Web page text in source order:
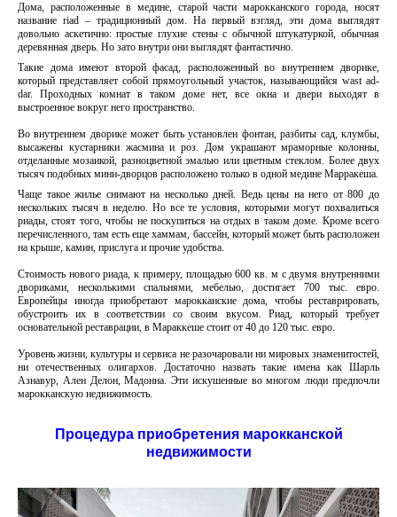
Дома, расположенные в медине, старой части марокканского города, носят
название riad – традиционный дом. На первый взгляд, эти дома выглядят
довольно аскетично: простые глухие стены с обычной штукатуркой, обычная
деревянная дверь. Но зато внутри они выглядят фантастично.
Такие дома имеют второй фасад, расположенный во внутреннем дворике,
который представляет собой прямоугольный участок, называющийся wast ad-
dar. Проходных комнат в таком доме нет, все окна и двери выходят в
выстроенное вокруг него пространство.
Во внутреннем дворике может быть установлен фонтан, разбиты сад, клумбы,
высажены кустарники жасмина и роз. Дом украшают мраморные колонны,
отделанные мозаикой, разноцветной эмалью или цветным стеклом. Более двух
тысяч подобных мини-дворцов расположено только в одной медине Марракеша.
Чаще такое жилье снимают на несколько дней. Ведь цены на него от 800 до
нескольких тысяч в неделю. Но все те условия, которыми могут похвалиться
риады, стоят того, чтобы не поскупиться на отдых в таком доме. Кроме всего
перечисленного, там есть еще хаммам, бассейн, который может быть расположен
на крыше, камин, прислуга и прочие удобства.
Стоимость нового риада, к примеру, площадью 600 кв. м с двумя внутренними
двориками, несколькими спальнями, мебелью, достигает 700 тыс. евро.
Европейцы иногда приобретают марокканские дома, чтобы реставрировать,
обустроить их в соответствии со своим вкусом. Риад, который требует
основательной реставрации, в Мараккеше стоит от 40 до 120 тыс. евро.
Уровень жизни, культуры и сервиса не разочаровали ни мировых знаменитостей,
ни отечественных олигархов. Достаточно назвать такие имена как Шарль
Азнавур, Ален Делон, Мадонна. Эти искушенные во многом люди предпочли
марокканскую недвижимость.
Процедура приобретения марокканской
недвижимости